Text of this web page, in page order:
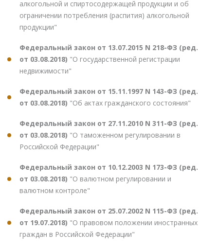
алкогольной и спиртосодержащей продукции и об
ограничении потребления (распития) алкогольной
продукции"
Федеральный закон от 13.07.2015 N 218-ФЗ (ред.
от 03.08.2018) "О государственной регистрации
недвижимости"
Федеральный закон от 15.11.1997 N 143-ФЗ (ред.
от 03.08.2018) "Об актах гражданского состояния"
Федеральный закон от 27.11.2010 N 311-ФЗ (ред.
от 03.08.2018) "О таможенном регулировании в
Российской Федерации"
Федеральный закон от 10.12.2003 N 173-ФЗ (ред.
от 03.08.2018) "О валютном регулировании и
валютном контроле"
Федеральный закон от 25.07.2002 N 115-ФЗ (ред.
от 19.07.2018) "О правовом положении иностранных
граждан в Российской Федерации"